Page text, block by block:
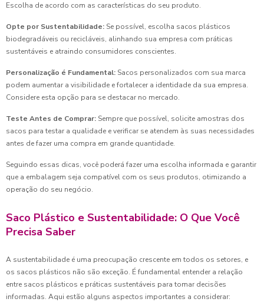
Escolha de acordo com as características do seu produto.
Opte por Sustentabilidade: Se possível, escolha sacos plásticos
biodegradáveis ou recicláveis, alinhando sua empresa com práticas
sustentáveis e atraindo consumidores conscientes.
Personalização é Fundamental: Sacos personalizados com sua marca
podem aumentar a visibilidade e fortalecer a identidade da sua empresa.
Considere esta opção para se destacar no mercado.
Teste Antes de Comprar: Sempre que possível, solicite amostras dos
sacos para testar a qualidade e verificar se atendem às suas necessidades
antes de fazer uma compra em grande quantidade.
Seguindo essas dicas, você poderá fazer uma escolha informada e garantir
que a embalagem seja compatível com os seus produtos, otimizando a
operação do seu negócio.
Saco Plástico e Sustentabilidade: O Que Você
Precisa Saber
A sustentabilidade é uma preocupação crescente em todos os setores, e
os sacos plásticos não são exceção. É fundamental entender a relação
entre sacos plásticos e práticas sustentáveis para tomar decisões
informadas. Aqui estão alguns aspectos importantes a considerar: